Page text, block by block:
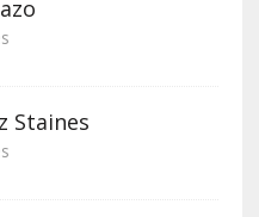
Staines